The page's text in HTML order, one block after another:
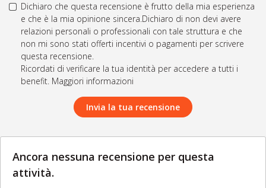
Dichiaro che questa recensione è frutto della mia esperienza
e che è la mia opinione sincera.Dichiaro di non devi avere
relazioni personali o professionali con tale struttura e che
non mi sono stati offerti incentivi o pagamenti per scrivere
questa recensione.
Ricordati di verificare la tua identità per accedere a tutti i
benefit. Maggiori informazioni
Invia la tua recensione
Ancora nessuna recensione per questa
attività.